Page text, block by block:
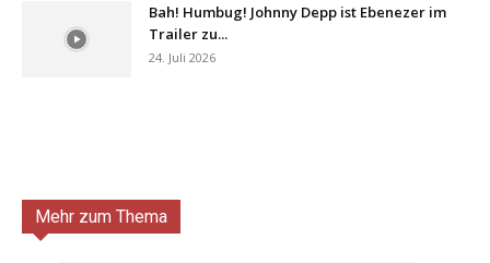
Bah! Humbug! Johnny Depp ist Ebenezer im
Trailer zu...
24. Juli 2026
Mehr zum Thema